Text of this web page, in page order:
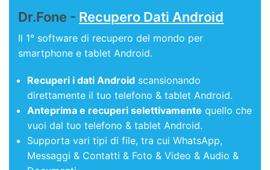
Dr.Fone - Recupero Dati Android
Il 1° software di recupero del mondo per
smartphone e tablet Android.
Recuperi i dati Android scansionando
direttamente il tuo telefono & tablet Android.
Anteprima e recuperi selettivamente quello che
vuoi dal tuo telefono & tablet Android.
Supporta vari tipi di file, tra cui WhatsApp,
Messaggi & Contatti & Foto & Video & Audio &